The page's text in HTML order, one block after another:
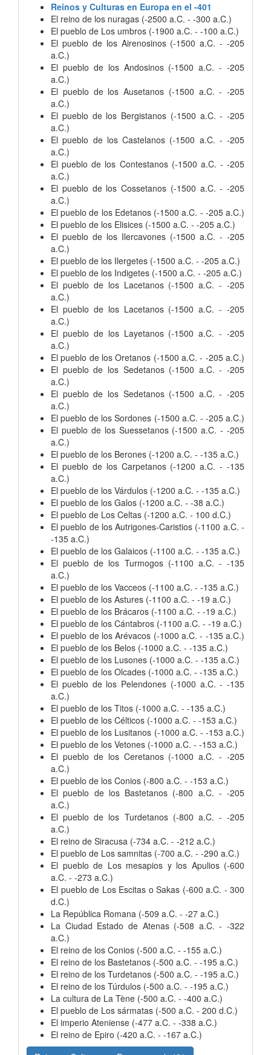
Reinos y Culturas en Europa en el -401
El reino de los nuragas (-2500 a.C. - -300 a.C.)
El pueblo de Los umbros (-1900 a.C. - -100 a.C.)
El pueblo de los Airenosinos (-1500 a.C. - -205
a.C.)
El pueblo de los Andosinos (-1500 a.C. - -205
a.C.)
El pueblo de los Ausetanos (-1500 a.C. - -205
a.C.)
El pueblo de los Bergistanos (-1500 a.C. - -205
a.C.)
El pueblo de los Castelanos (-1500 a.C. - -205
a.C.)
El pueblo de los Contestanos (-1500 a.C. - -205
a.C.)
El pueblo de los Cossetanos (-1500 a.C. - -205
a.C.)
El pueblo de los Edetanos (-1500 a.C. - -205 a.C.)
El pueblo de los Elisices (-1500 a.C. - -205 a.C.)
El pueblo de los Ilercavones (-1500 a.C. - -205
a.C.)
El pueblo de los Ilergetes (-1500 a.C. - -205 a.C.)
El pueblo de los Indigetes (-1500 a.C. - -205 a.C.)
El pueblo de los Lacetanos (-1500 a.C. - -205
a.C.)
El pueblo de los Lacetanos (-1500 a.C. - -205
a.C.)
El pueblo de los Layetanos (-1500 a.C. - -205
a.C.)
El pueblo de los Oretanos (-1500 a.C. - -205 a.C.)
El pueblo de los Sedetanos (-1500 a.C. - -205
a.C.)
El pueblo de los Sedetanos (-1500 a.C. - -205
a.C.)
El pueblo de los Sordones (-1500 a.C. - -205 a.C.)
El pueblo de los Suessetanos (-1500 a.C. - -205
a.C.)
El pueblo de los Berones (-1200 a.C. - -135 a.C.)
El pueblo de los Carpetanos (-1200 a.C. - -135
a.C.)
El pueblo de los Várdulos (-1200 a.C. - -135 a.C.)
El pueblo de los Galos (-1200 a.C. - -38 a.C.)
El pueblo de Los Celtas (-1200 a.C. - 100 d.C.)
El pueblo de los Autrigones-Caristios (-1100 a.C. -
-135 a.C.)
El pueblo de los Galaicos (-1100 a.C. - -135 a.C.)
El pueblo de los Turmogos (-1100 a.C. - -135
a.C.)
El pueblo de los Vacceos (-1100 a.C. - -135 a.C.)
El pueblo de los Astures (-1100 a.C. - -19 a.C.)
El pueblo de los Brácaros (-1100 a.C. - -19 a.C.)
El pueblo de los Cántabros (-1100 a.C. - -19 a.C.)
El pueblo de los Arévacos (-1000 a.C. - -135 a.C.)
El pueblo de los Belos (-1000 a.C. - -135 a.C.)
El pueblo de los Lusones (-1000 a.C. - -135 a.C.)
El pueblo de los Olcades (-1000 a.C. - -135 a.C.)
El pueblo de los Pelendones (-1000 a.C. - -135
a.C.)
El pueblo de los Titos (-1000 a.C. - -135 a.C.)
El pueblo de los Célticos (-1000 a.C. - -153 a.C.)
El pueblo de los Lusitanos (-1000 a.C. - -153 a.C.)
El pueblo de los Vetones (-1000 a.C. - -153 a.C.)
El pueblo de los Ceretanos (-1000 a.C. - -205
a.C.)
El pueblo de los Conios (-800 a.C. - -153 a.C.)
El pueblo de los Bastetanos (-800 a.C. - -205
a.C.)
El pueblo de los Turdetanos (-800 a.C. - -205
a.C.)
El reino de Siracusa (-734 a.C. - -212 a.C.)
El pueblo de Los samnitas (-700 a.C. - -290 a.C.)
El pueblo de Los mesapios y los Apulios (-600
a.C. - -273 a.C.)
El pueblo de Los Escitas o Sakas (-600 a.C. - 300
d.C.)
La República Romana (-509 a.C. - -27 a.C.)
La Ciudad Estado de Atenas (-508 a.C. - -322
a.C.)
El reino de los Conios (-500 a.C. - -155 a.C.)
El reino de los Bastetanos (-500 a.C. - -195 a.C.)
El reino de los Turdetanos (-500 a.C. - -195 a.C.)
El reino de los Túrdulos (-500 a.C. - -195 a.C.)
La cultura de La Tène (-500 a.C. - -400 a.C.)
El pueblo de Los sármatas (-500 a.C. - 200 d.C.)
El imperio Ateniense (-477 a.C. - -338 a.C.)
El reino de Epiro (-420 a.C. - -167 a.C.)